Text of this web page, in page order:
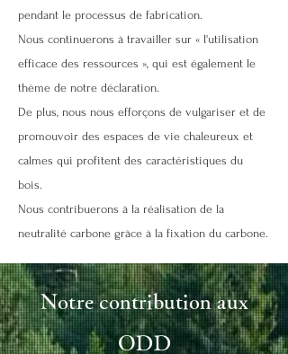
pendant le processus de fabrication.
Nous continuerons à travailler sur « l'utilisation
efficace des ressources », qui est également le
thème de notre déclaration.
De plus, nous nous efforçons de vulgariser et de
promouvoir des espaces de vie chaleureux et
calmes qui profitent des caractéristiques du
bois.
Nous contribuerons à la réalisation de la
neutralité carbone grâce à la fixation du carbone.
Notre contribution aux
ODD